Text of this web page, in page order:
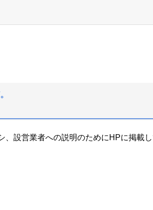
、設営業者への説明のためにHPに掲載